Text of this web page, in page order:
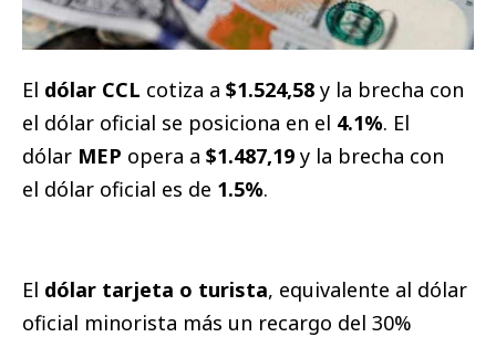
El dólar CCL cotiza a $1.524,58 y la brecha con
el dólar oficial se posiciona en el 4.1%. El
dólar MEP opera a $1.487,19 y la brecha con
el dólar oficial es de 1.5%.
El dólar tarjeta o turista, equivalente al dólar
oficial minorista más un recargo del 30%